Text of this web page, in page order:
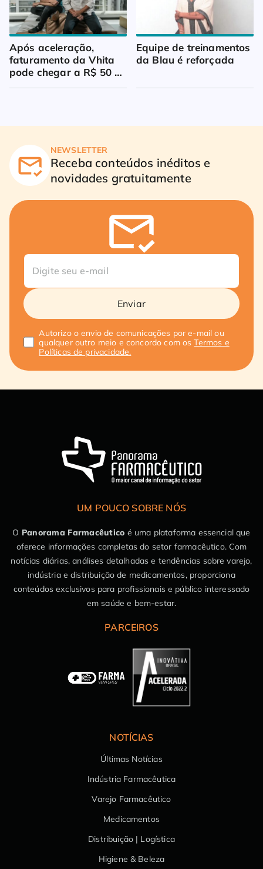
Após aceleração,
faturamento da Vhita
pode chegar a R$ 50
Equipe de treinamentos
da Blau é reforçada
NEWSLETTER
Receba conteúdos inéditos e
novidades gratuitamente
Enviar
Autorizo o envio de comunicações por e-mail ou
qualquer outro meio e concordo com osTermos e
Políticas de privacidade.
UM POUCO SOBRE NÓS
O Panorama Farmacêutico é uma plataforma essencial que
oferece informações completas do setor farmacêutico. Com
notícias diárias, análises detalhadas e tendências sobre varejo,
indústria e distribuição de medicamentos, proporciona
conteúdos exclusivos para profissionais e público interessado
em saúde e bem-estar.
PARCEIROS
NOTÍCIAS
Últimas Notícias
Indústria Farmacêutica
Varejo Farmacêutico
Medicamentos
Distribuição | Logística
Higiene & Beleza